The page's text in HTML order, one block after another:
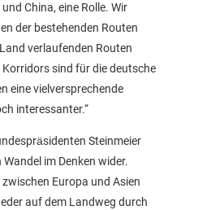
China, eine Rolle. Wir
der bestehenden Routen
verlaufenden Routen
sind für die deutsche
eine vielversprechende
interessanter.“
Steinmeier
im Denken wider.
Europa und Asien
auf dem Landweg durch